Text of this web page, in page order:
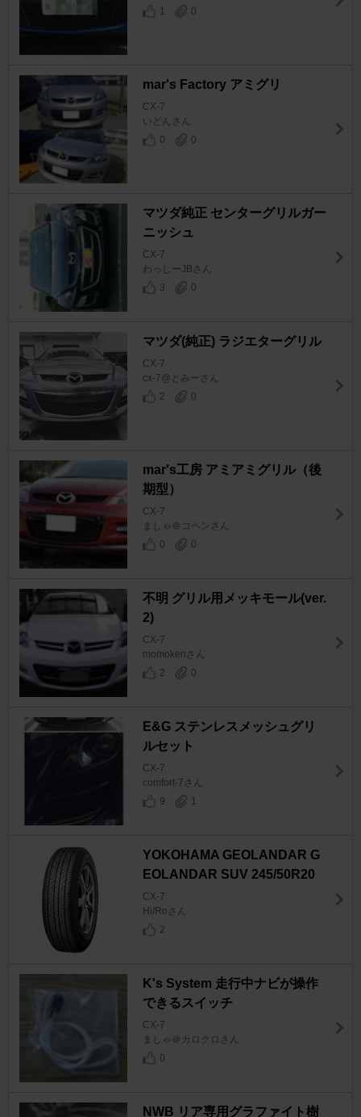
1 0
mar's Factory アミグリ
CX-7
いどんさん
0
0
マツダ純正 センターグリルガー
ニッシュ
CX-7
わっしーJBさん
3
0
マツダ(純正) ラジエターグリル
CX-7
cx-7@とみーさん
2
0
mar's工房 アミアミグリル（後
期型）
CX-7
ましゃ＠コペンさん
0
0
不明 グリル用メッキモール(ver.
2)
CX-7
momokenさん
2
0
E&G ステンレスメッシュグリ
ルセット
CX-7
comfort-7さん
9
1
YOKOHAMA GEOLANDAR G
EOLANDAR SUV 245/50R20
CX-7
Hi/Roさん
2
K's System 走行中ナビが操作
できるスイッチ
CX-7
ましゃ＠カロクロさん
0
NWB リア専用グラファイト樹